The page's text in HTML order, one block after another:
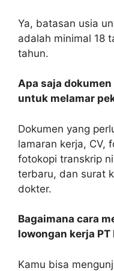
Ya, batasan usia
adalah minimal 18
tahun.
Apa saja
untuk melamar
Dokumen yang
lamaran kerja, CV,
fotokopi transkrip
terbaru, dan surat
dokter.
Bagaimana cara
lowongan kerja
Kamu bisa